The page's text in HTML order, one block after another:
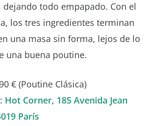
dejando todo empapado. Con el
los tres ingredientes terminan
una masa sin forma, lejos de lo
una buena poutine.
€ (Poutine Clásica)
: Hot Corner, 185 Avenida Jean
París